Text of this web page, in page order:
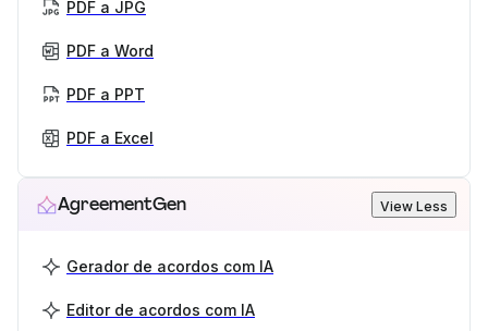
PDF a JPG
PDF a Word
PDF a PPT
PDF a Excel
AgreementGen View Less
Gerador de acordos com IA
Editor de acordos com IA